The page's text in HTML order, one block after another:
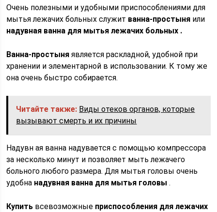
Очень полезными и удобными приспособлениями для
мытья лежачих больных служит ванна-простыня или
надувная ванна для мытья лежачих больных .
Ванна-простыня является раскладной, удобной при
хранении и элементарной в использовании. К тому же
она очень быстро собирается.
Читайте также: Виды отеков органов, которые
вызывают смерть и их причины
Надувн ая ванна надувается с помощью компрессора
за несколько минут и позволяет мыть лежачего
больного любого размера. Для мытья головы очень
удобна надувная ванна для мытья головы .
Купить всевозможные приспособления для лежачих